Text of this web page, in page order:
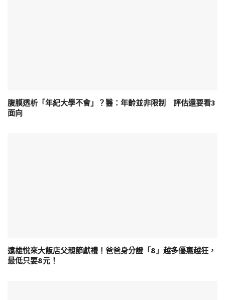
腹膜透析「年紀大學不會」？醫：年齡並非限制 評估還要看3
面向
遠雄悅來大飯店父親節獻禮！爸爸身分證「8」越多優惠越狂，
最低只要8元！